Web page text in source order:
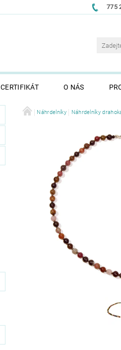
775
CERTIFIKÁT O NÁS
Náhrdelníky Náhrdelníky